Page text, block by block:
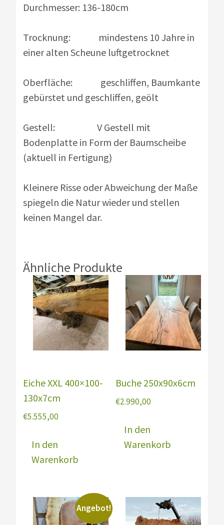
Durchmesser: 136-180cm
Trocknung: mindestens 10 Jahre in
einer alten Scheune luftgetrocknet
Oberfläche: geschliffen, Baumkante
gebürstet und geschliffen, geölt
Gestell: V Gestell mit
Bodenplatte in Form der Baumscheibe
(aktuell in Fertigung)
Kleinere Risse oder Abweichung der Maße
spiegeln die Natur wieder und stellen
keinen Mangel dar.
Ähnliche Produkte
Eiche XXL 400×100-
130x7cm
€5.555,00
In den
Warenkorb
Buche 250x90x6cm
€2.990,00
In den
Warenkorb
Angebot!